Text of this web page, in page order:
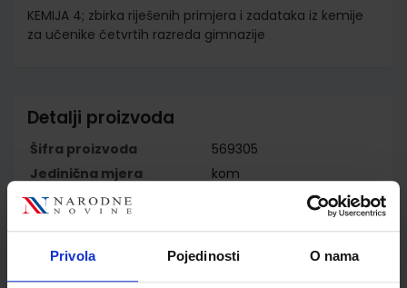
Privola Pojedinosti O nama
KEMIJA 4; zbirka riješenih primjera i zadataka iz kemije
za učenike četvrtih razreda gimnazije
Detalji proizvoda
Šifra proizvoda
569305
Jedinična mjera
kom
Nakladnik
PROFIL KLETT d.o.o.
Habuš Barić Tominac
Bajić